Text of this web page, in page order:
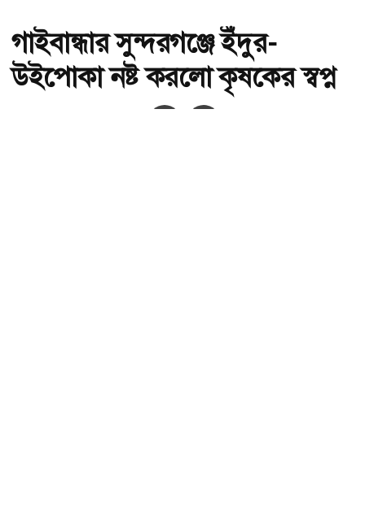
গাইবান্ধার সুন্দরগঞ্জে ইঁদুর-
উইপোকা নষ্ট করলো কৃষকের স্বপ্ন